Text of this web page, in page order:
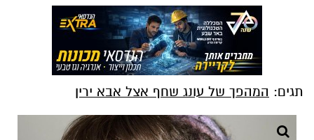
תגים: המהפך של עונג שחף אצל אבא ירין